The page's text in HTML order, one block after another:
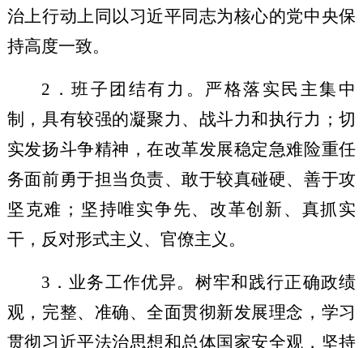
治上行动上同以习近平同志为核心的党中央保
持高度一致。
2 ．班子团结有力 。严格落实 民主集中
制，具有较强的凝聚力、战斗力和执行力 ；切
实发扬斗争精神，在改革发展稳定急难险重任
务面前勇于担当负责、敢于较真碰硬、 善于攻
坚克难； 坚持唯实争先、 改革创新、 真抓实
干，反对形式主义、官僚主义。
3 ．业务工作优异。 树牢和践行正确政绩
观，完整、准确、全面贯彻新发展理念， 学习
贯彻习近平法治思想和总体国家安全观， 坚持